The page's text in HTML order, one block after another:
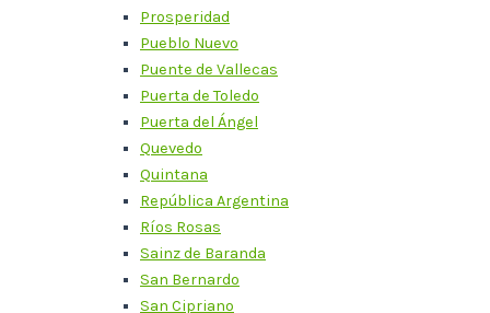
Prosperidad
Pueblo Nuevo
Puente de Vallecas
Puerta de Toledo
Puerta del Ángel
Quevedo
Quintana
República Argentina
Ríos Rosas
Sainz de Baranda
San Bernardo
San Cipriano